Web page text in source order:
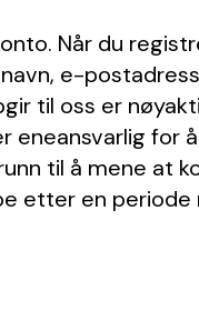
Når du
e-
til oss er
eneansvarlig
til å mene at
etter en